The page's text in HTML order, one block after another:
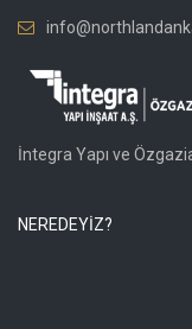
İntegra Yapı ve
NEREDEYİZ?